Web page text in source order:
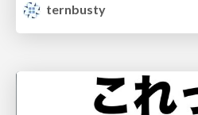
ternbusty